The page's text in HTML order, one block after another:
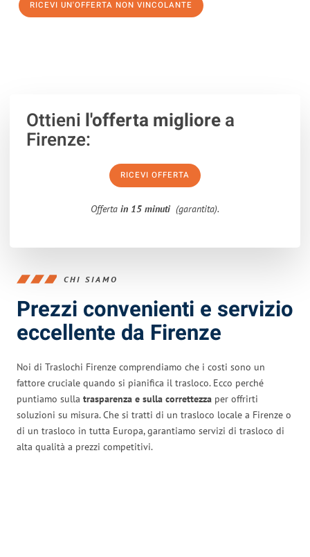
RICEVI UN'OFFERTA NON VINCOLANTE
Ottieni l'offerta migliorea
Firenze:
RICEVI OFFERTA
Offerta in 15 minuti (garantita).
CHI SIAMO
Prezzi convenienti e servizio
eccellente da Firenze
Noi di Traslochi Firenze comprendiamo che i costi sono un
fattore cruciale quando si pianifica il trasloco. Ecco perché
puntiamo sulla trasparenza e sulla correttezza per offrirti
soluzioni su misura. Che si tratti di un trasloco locale a Firenze o
di un trasloco in tutta Europa, garantiamo servizi di trasloco di
alta qualità a prezzi competitivi.